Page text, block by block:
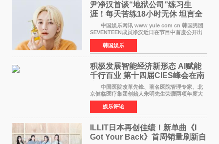
尹净汉首谈“地狱公司”练习生
涯！每天苦练18小时无休 坦言全
靠成员撑过来
中国娱乐网讯 www yule com cn 韩国男团
SEVENTEEN成员净汉近日在节目中首度公开出
道前的残酷练习生经历，并提及经纪公司Pledis
娱乐，引发广泛关注。 在8月2日播出的日本
TBS综艺节目《周
韩国娱乐
积极发展智能经济新形态 Al赋能
千行百业 第十四届CIES峰会在南
京盛大召开
中国医院改革先锋、著名医院管理专家、北
京健临医疗集团创始人朱明先生荣膺两项年度大
奖 2026年7月31日，盛夏金陵，长江之畔，
以重落地·真务实·强链接为主题的2026&lsquo;人
工智能+&rsquo
娱乐评论
ILLIT日本再创佳绩！新单曲《I
Got Your Back》首周销量刷新自